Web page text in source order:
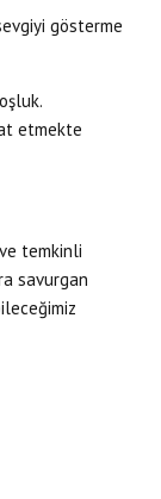
gösterme
etmekte
temkinli
savurgan